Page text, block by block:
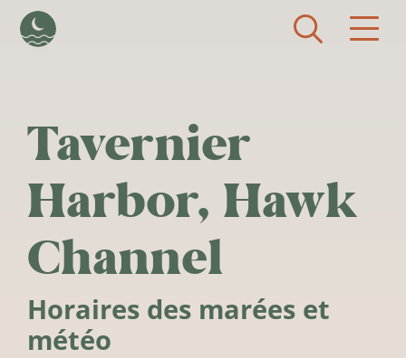
Tavernier
Harbor, Hawk
Channel
Horaires des marées et
météo